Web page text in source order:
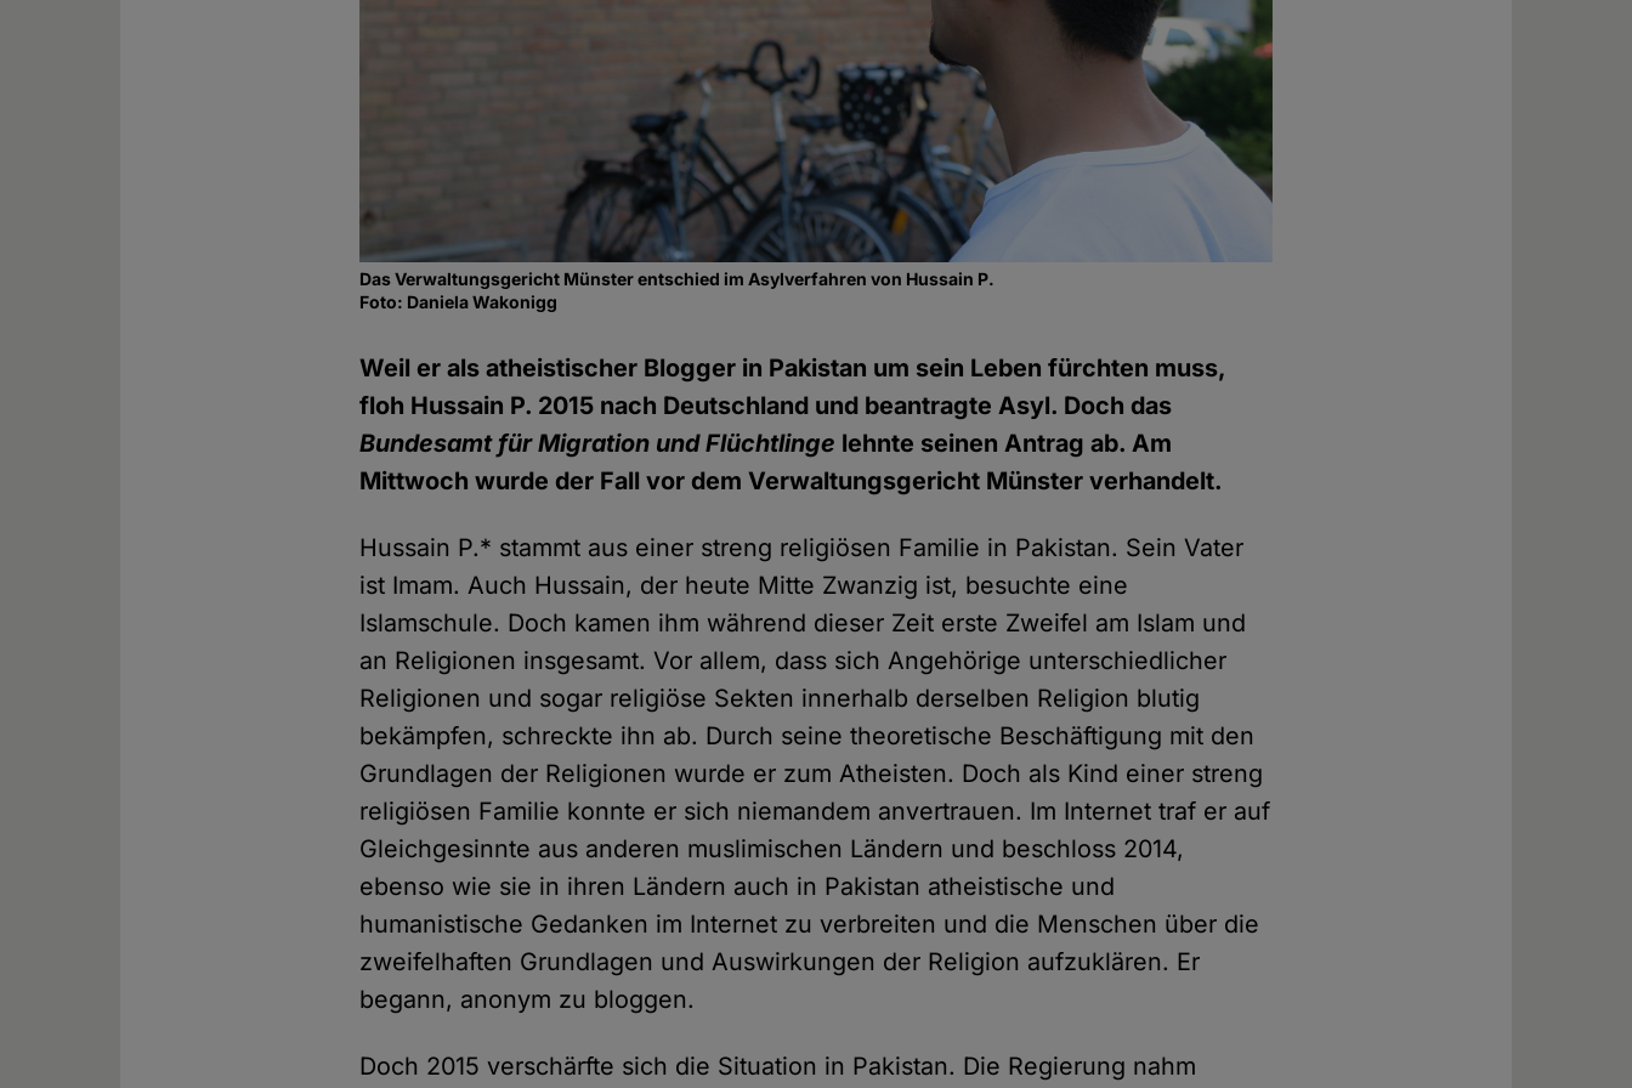
Das Verwaltungsgericht Münster entschied im Asylverfahren von Hussain P.
Foto: Daniela Wakonigg
Weil er als atheistischer Blogger in Pakistan um sein Leben fürchten muss,
floh Hussain P. 2015 nach Deutschland und beantragte Asyl. Doch das
Bundesamt für Migration und Flüchtlinge lehnte seinen Antrag ab. Am
Mittwoch wurde der Fall vor dem Verwaltungsgericht Münster verhandelt.
Hussain P.* stammt aus einer streng religiösen Familie in Pakistan. Sein Vater
ist Imam. Auch Hussain, der heute Mitte Zwanzig ist, besuchte eine
Islamschule. Doch kamen ihm während dieser Zeit erste Zweifel am Islam und
an Religionen insgesamt. Vor allem, dass sich Angehörige unterschiedlicher
Religionen und sogar religiöse Sekten innerhalb derselben Religion blutig
bekämpfen, schreckte ihn ab. Durch seine theoretische Beschäftigung mit den
Grundlagen der Religionen wurde er zum Atheisten. Doch als Kind einer streng
religiösen Familie konnte er sich niemandem anvertrauen. Im Internet traf er auf
Gleichgesinnte aus anderen muslimischen Ländern und beschloss 2014,
ebenso wie sie in ihren Ländern auch in Pakistan atheistische und
humanistische Gedanken im Internet zu verbreiten und die Menschen über die
zweifelhaften Grundlagen und Auswirkungen der Religion aufzuklären. Er
begann, anonym zu bloggen.
Doch 2015 verschärfte sich die Situation in Pakistan. Die Regierung nahm